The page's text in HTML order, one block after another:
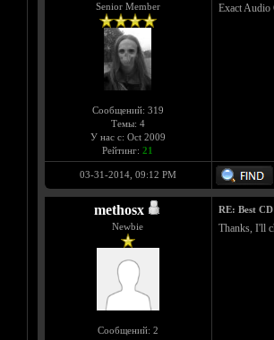
Senior Member
Сообщений: 319
Темы: 4
У нас с: Oct 2009
Рейтинг: 21
Exact Audio
03-31-2014, 09:12 PM
methosx
Newbie
Сообщений: 2
RE: Best
Thanks, I'll